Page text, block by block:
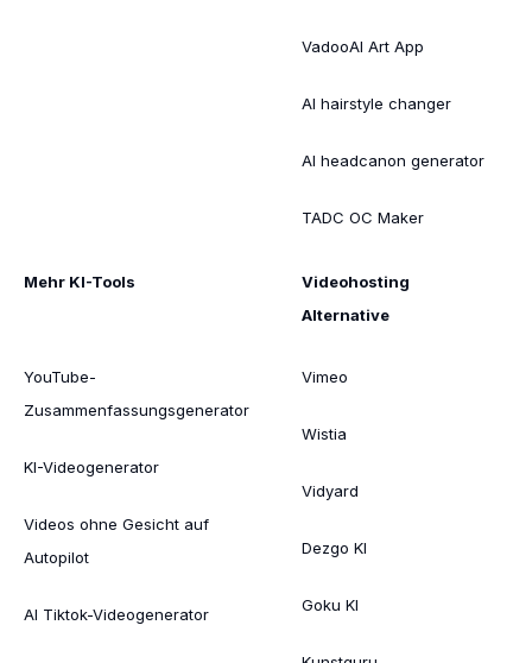
VadooAI Art App
AI hairstyle changer
AI headcanon generator
TADC OC Maker
Mehr KI-Tools
YouTube-
Zusammenfassungsgenerator
KI-Videogenerator
Videos ohne Gesicht auf
Autopilot
AI Tiktok-Videogenerator
Videohosting
Alternative
Vimeo
Wistia
Vidyard
Dezgo KI
Goku KI